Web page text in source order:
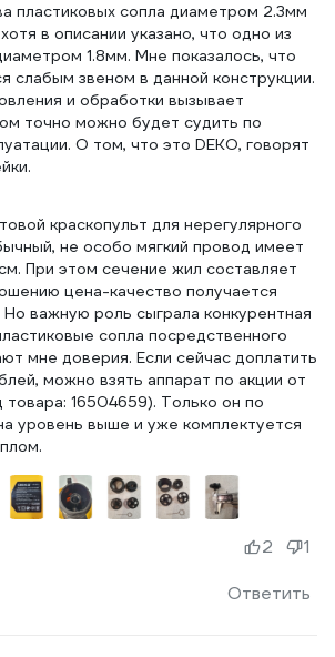
пластиковых сопла диаметром 2.3мм
в описании указано, что одно из
1.8мм. Мне показалось, что
слабым звеном в данной конструкции.
и обработки вызывает
точно можно будет судить по
О том, что это DEKO, говорят
краскопульт для нерегулярного
не особо мягкий провод имеет
При этом сечение жил составляет
цена-качество получается
Но важную роль сыграла конкурентная
сопла посредственного
мне доверия. Если сейчас доплатить
можно взять аппарат по акции от
товара: 16504659). Только он по
уровень выше и уже комплектуется
Ответить
2 1